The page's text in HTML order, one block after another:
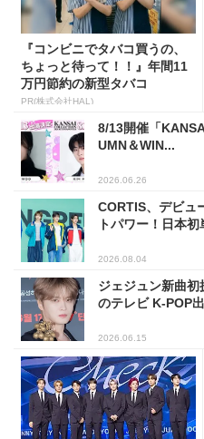
『コンビニでタバコ買うの、
ちょっと待って！！』年間11
万円節約の新型タバコ
PR(株式会社HAL)
8/13開催「
UMN＆WIN...
2026.06.26
CORTIS、デビュ
トパワー！日本
2026.08.04
ジェジュン新曲
のテレビ K-POP
2026.06.15